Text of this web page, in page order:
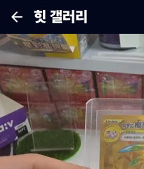
힛 갤러리